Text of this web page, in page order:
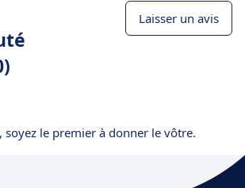
Laisser un avis
soyez le premier à donner le vôtre.